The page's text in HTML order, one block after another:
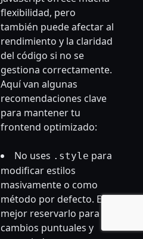
flexibilidad, pero
también puede afectar al
rendimiento y la claridad
del código si no se
gestiona correctamente.
Aquí van algunas
recomendaciones clave
para mantener tu
frontend optimizado:
No uses .style para
modificar estilos
masivamente o como
método por defecto. Es
mejor reservarlo para
cambios puntuales y